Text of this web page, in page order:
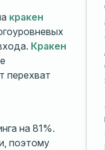
кракен
Кракен
перехват
на 81%.
поэтому